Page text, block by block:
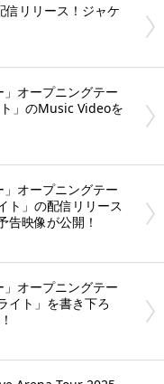
リリース！ジャケ
オープニングテー
」のMusic Videoを
オープニングテー
ト」の配信リリース
告映像が公開！
オープニングテー
イト」を書き下ろ